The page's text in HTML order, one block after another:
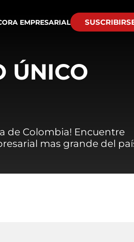
EMPRESARIAL
ÚNICO
de Colombia! Encuentre
mas grande del